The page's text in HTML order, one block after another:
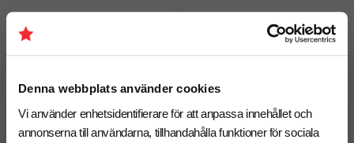
Denna webbplats använder cookies
Vi använder enhetsidentifierare för att anpassa innehållet och
annonserna till användarna, tillhandahålla funktioner för sociala